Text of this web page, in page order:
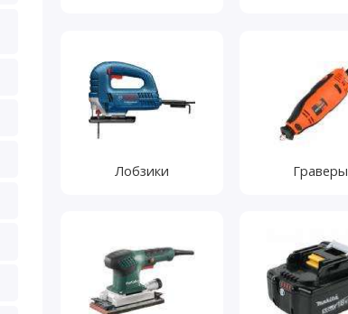
Лобзики Граверы